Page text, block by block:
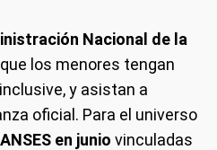
Nacional de la
los menores tengan
y asistan a
oficial. Para el universo
en junio vinculadas